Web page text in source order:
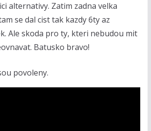
alternativy. Zatim zadna velka
se dal cist tak kazdy 6ty az
Ale skoda pro ty, kteri nebudou mit
Batusko bravo!
povoleny.